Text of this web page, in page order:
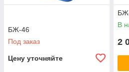
БЖ-46
Под заказ
Цену уточняйте
В
2